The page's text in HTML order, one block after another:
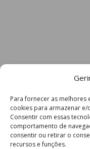
Para fornecer as melhores
cookies para armazenar
Consentir com essas
comportamento de
consentir ou retirar o
recursos e funções.